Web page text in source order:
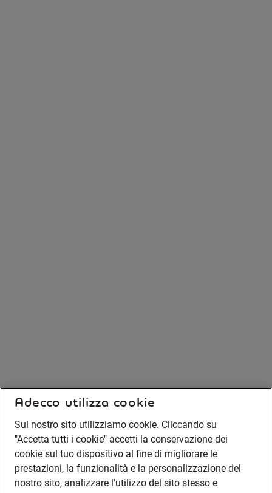
Adecco utilizza cookie
Sul nostro sito utilizziamo cookie. Cliccando su
"Accetta tutti i cookie" accetti la conservazione dei
cookie sul tuo dispositivo al fine di migliorare le
prestazioni, la funzionalità e la personalizzazione del
nostro sito, analizzare l'utilizzo del sito stesso e